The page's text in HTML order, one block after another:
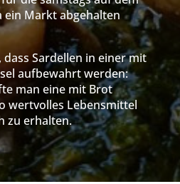
ein Markt abgehalten
Sardellen in einer mit
aufbewahrt werden:
man eine mit Brot
wertvolles Lebensmittel
zu erhalten.